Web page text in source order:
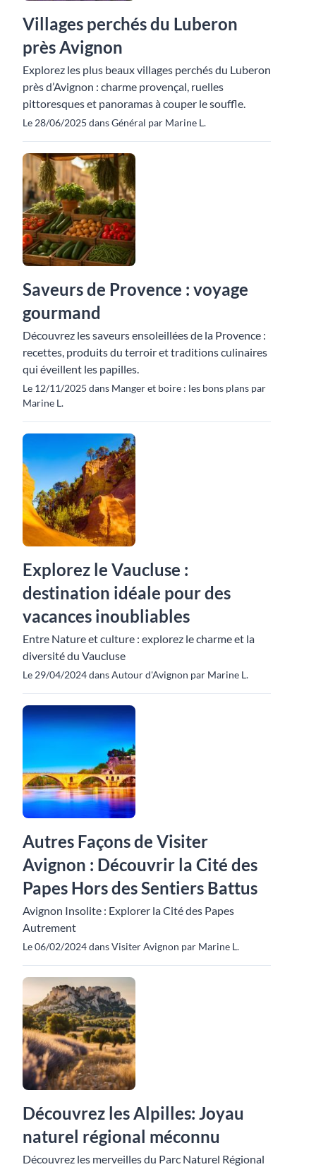
Villages perchés du Luberon
près Avignon
Explorez les plus beaux villages perchés du Luberon
près d’Avignon : charme provençal, ruelles
pittoresques et panoramas à couper le souffle.
Le 28/06/2025 dans Général par Marine L.
Saveurs de Provence : voyage
gourmand
Découvrez les saveurs ensoleillées de la Provence :
recettes, produits du terroir et traditions culinaires
qui éveillent les papilles.
Le 12/11/2025 dans Manger et boire : les bons plans par
Marine L.
Explorez le Vaucluse :
destination idéale pour des
vacances inoubliables
Entre Nature et culture : explorez le charme et la
diversité du Vaucluse
Le 29/04/2024 dans Autour d'Avignon par Marine L.
Autres Façons de Visiter
Avignon : Découvrir la Cité des
Papes Hors des Sentiers Battus
Avignon Insolite : Explorer la Cité des Papes
Autrement
Le 06/02/2024 dans Visiter Avignon par Marine L.
Découvrez les Alpilles: Joyau
naturel régional méconnu
Découvrez les merveilles du Parc Naturel Régional